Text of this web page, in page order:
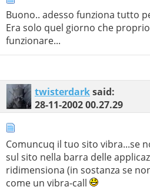
Buono.. adesso funziona tutto
Era solo quel giorno che
funzionare...
twisterdarksaid:
28-11-200200.27.29
Comuncuq il tuo sito vibra...se
sul sito nella barra delle
ridimensiona (in sostanza se
come un vibra-call